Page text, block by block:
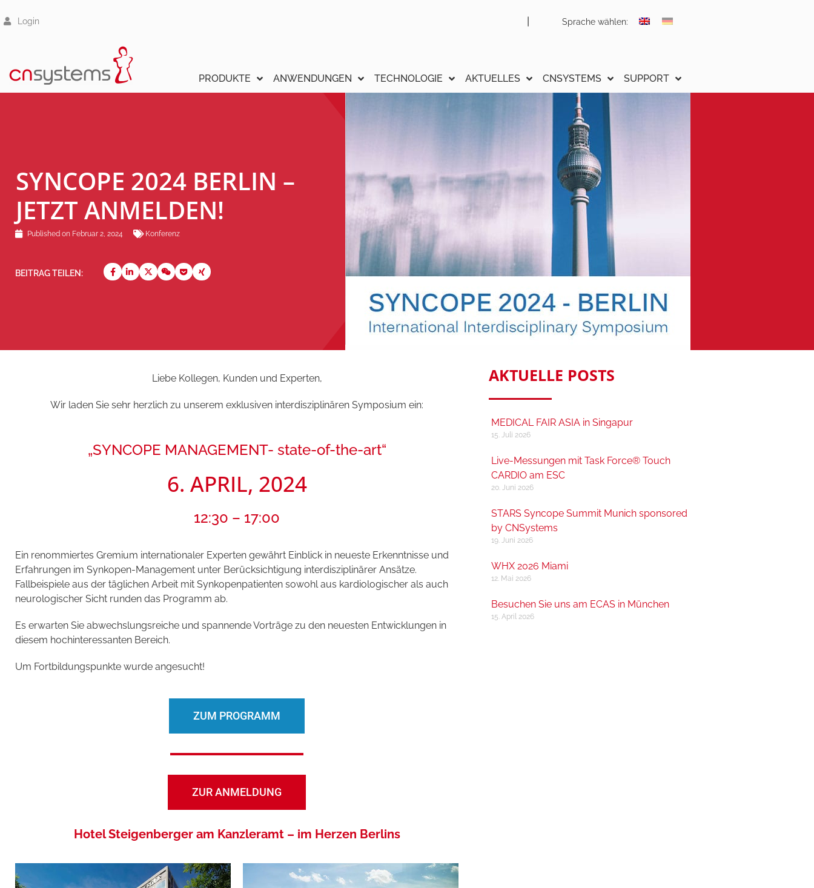
Login Sprache wählen:
PRODUKTE ANWENDUNGEN TECHNOLOGIE AKTUELLES CNSYSTEMS SUPPORT
SYNCOPE 2024 BERLIN –
JETZT ANMELDEN!
Published on Februar 2, 2024 Konferenz
BEITRAG TEILEN:
Liebe Kollegen, Kunden und Experten,
Wir laden Sie sehr herzlich zu unserem exklusiven interdisziplinären Symposium ein:
„SYNCOPE MANAGEMENT- state-of-the-art“
6. APRIL, 2024
12:30 – 17:00
Ein renommiertes Gremium internationaler Experten gewährt Einblick in neueste Erkenntnisse und
Erfahrungen im Synkopen-Management unter Berücksichtigung interdisziplinärer Ansätze.
Fallbeispiele aus der täglichen Arbeit mit Synkopenpatienten sowohl aus kardiologischer als auch
neurologischer Sicht runden das Programm ab.
Es erwarten Sie abwechslungsreiche und spannende Vorträge zu den neuesten Entwicklungen in
diesem hochinteressanten Bereich.
Um Fortbildungspunkte wurde angesucht!
ZUM PROGRAMM
ZUR ANMELDUNG
Hotel Steigenberger am Kanzleramt – im Herzen Berlins
AKTUELLE POSTS
MEDICAL FAIR ASIA in Singapur
15. Juli 2026
Live-Messungen mit Task Force® Touch
CARDIO am ESC
20. Juni 2026
STARS Syncope Summit Munich sponsored
by CNSystems
19. Juni 2026
WHX 2026 Miami
12. Mai 2026
Besuchen Sie uns am ECAS in München
15. April 2026